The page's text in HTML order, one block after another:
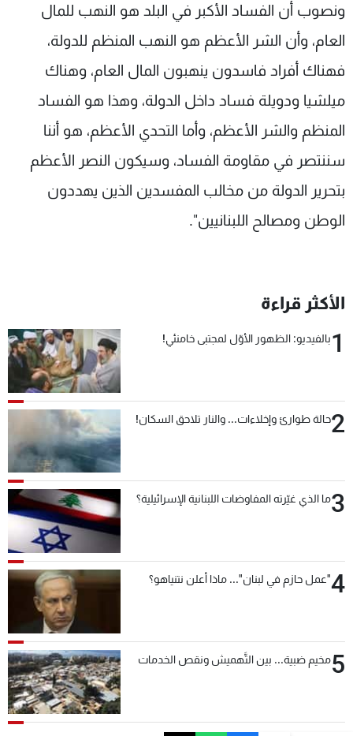
ونصوب أن الفساد الأكبر في البلد هو النهب للمال
العام، وأن الشر الأعظم هو النهب المنظم للدولة،
فهناك أفراد فاسدون ينهبون المال العام، وهناك
ميلشيا ودويلة فساد داخل الدولة، وهذا هو الفساد
المنظم والشر الأعظم، وأما التحدي الأعظم، هو أننا
سننتصر في مقاومة الفساد، وسيكون النصر الأعظم
بتحرير الدولة من مخالب المفسدين الذين يهددون
الوطن ومصالح اللبنانيين".
الأكثر قراءة
1بالفيديو: الظهور الأوّل لمجتبى خامنئي!
2حالة طوارئ وإخلاءات... والنار تلاحق السكان!
3ما الذي غيّرته المفاوضات اللبنانية الإسرائيلية؟
4"عمل حازم في لبنان"... ماذا أعلن نتنياهو؟
5مخيم ضبية... بين التَّهميش ونقص الخدمات